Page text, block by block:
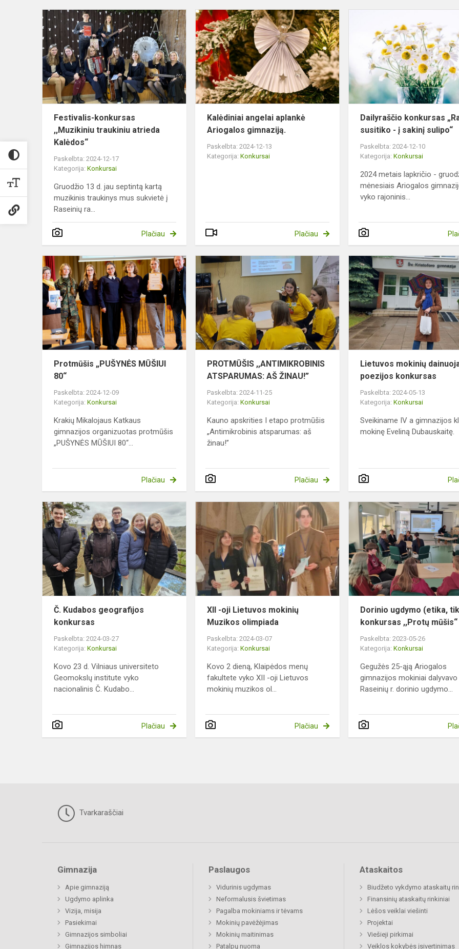
Festivalis-
konkursas
,,Muzikiniu
traukiniu
atrieda
Kalėdos“
Festivalis-konkursas
,,Muzikiniu traukiniu atrieda
Kalėdos“
Paskelbta: 2024-12-17
Kategorija: Konkursai
Gruodžio 13 d. jau septintą kartą
muzikinis traukinys mus sukvietė į
Raseinių ra...
Plačiau
Kalėdiniai
angelai
aplankė
Ariogalos
gimnaziją.
Kalėdiniai angelai aplankė
Ariogalos gimnaziją.
Paskelbta: 2024-12-13
Kategorija:Konkursai
Plačiau
Dailyraščio konkursas
susitiko - į sakinį sulipo“
Paskelbta: 2024-12-10
Kategorija:Konkursai
2024 metais lapkričio -
mėnesiais Ariogalos
vyko rajoninis...
Protmūšis
„PUŠYNĖS
MŪŠIUI
80“
Protmūšis „PUŠYNĖS MŪŠIUI
80“
Paskelbta: 2024-12-09
Kategorija: Konkursai
Krakių Mikalojaus Katkaus
gimnazijos organizuotas protmūšis
„PUŠYNĖS MŪŠIUI 80“...
Plačiau
PROTMŪŠIS
,,ANTIMIKROBINIS
ATSPARUMAS:
AŠ
ŽINAU!”
PROTMŪŠIS ,,ANTIMIKROBINIS
ATSPARUMAS: AŠ ŽINAU!”
Paskelbta: 2024-11-25
Kategorija:Konkursai
Kauno apskrities I etapo protmūšis
„Antimikrobinis atsparumas: aš
žinau!”
Plačiau
Lietuvos mokinių
poezijos konkursas
Paskelbta: 2024-05-13
Kategorija:Konkursai
Sveikiname IV a gimnazijos
mokinę Eveliną Dubauskaitę.
Kudabos
geografijos
konkursas
Č. Kudabos geografijos
konkursas
Paskelbta: 2024-03-27
Kategorija: Konkursai
Kovo 23 d. Vilniaus universiteto
Geomokslų institute vyko
nacionalinis Č. Kudabo...
Plačiau
oji
Lietuvos
mokinių
Muzikos
olimpiada
XII -oji Lietuvos mokinių
Muzikos olimpiada
Paskelbta: 2024-03-07
Kategorija:Konkursai
Kovo 2 dieną, Klaipėdos menų
fakultete vyko XII -oji Lietuvos
mokinių muzikos ol...
Plačiau
Dorinio ugdymo (etika,
konkursas ,,Protų mūšis“
Paskelbta: 2023-05-26
Kategorija:Konkursai
Gegužės 25-ąją Ariogalos
gimnazijos mokiniai dalyvavo
Raseinių r. dorinio ugdymo...
Tvarkaraščiai
Gimnazija
Apie gimnaziją
Ugdymo aplinka
Vizija, misija
Pasiekimai
Gimnazijos simboliai
Gimnazijos himnas
Paslaugos
Vidurinis ugdymas
Neformalusis švietimas
Pagalba mokiniams ir tėvams
Mokinių pavėžėjimas
Mokinių maitinimas
Patalpų nuoma
Ataskaitos
Biudžeto vykdymo ataskaitų
Finansinių ataskaitų rinkiniai
Lėšos veiklai viešinti
Projektai
Viešieji pirkimai
Veiklos kokybės įsivertinimas